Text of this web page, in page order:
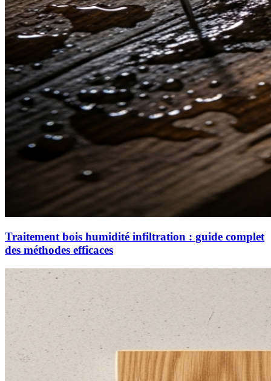
Traitement bois humidité infiltration : guide complet
des méthodes efficaces